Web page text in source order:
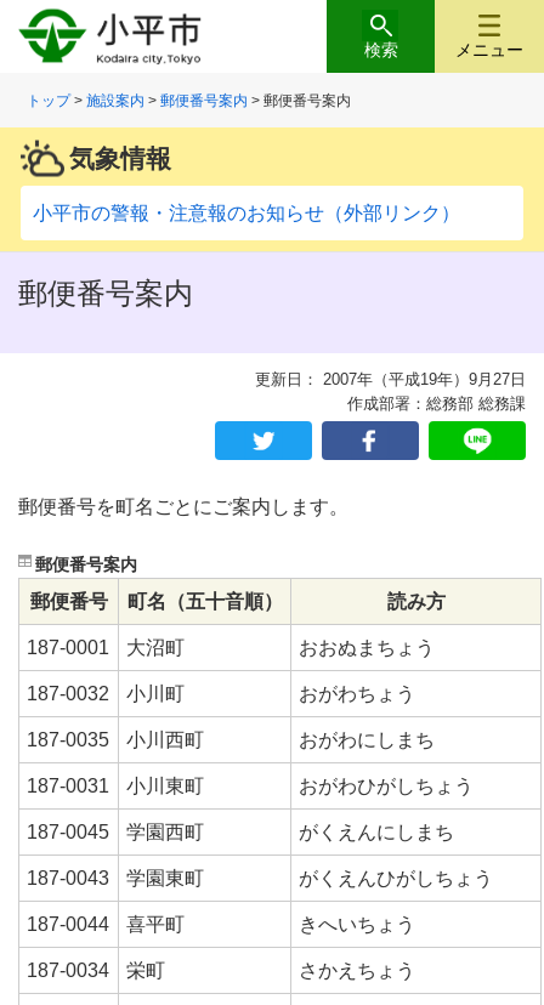
メニュー
検索
トップ>施設案内 >郵便番号案内 > 郵便番号案内
気象情報
小平市の警報・注意報のお知らせ（外部リンク）
郵便番号案内
更新日： 2007年（平成19年）9月27日
作成部署：総務部 総務課
郵便番号を町名ごとにご案内します。
郵便番号案内
郵便番号 町名（五十音順） 読み方
187-0001 大沼町 おおぬまちょう
187-0032 小川町 おがわちょう
187-0035 小川西町 おがわにしまち
187-0031 小川東町 おがわひがしちょう
187-0045 学園西町 がくえんにしまち
187-0043 学園東町 がくえんひがしちょう
187-0044 喜平町 きへいちょう
187-0034 栄町 さかえちょう